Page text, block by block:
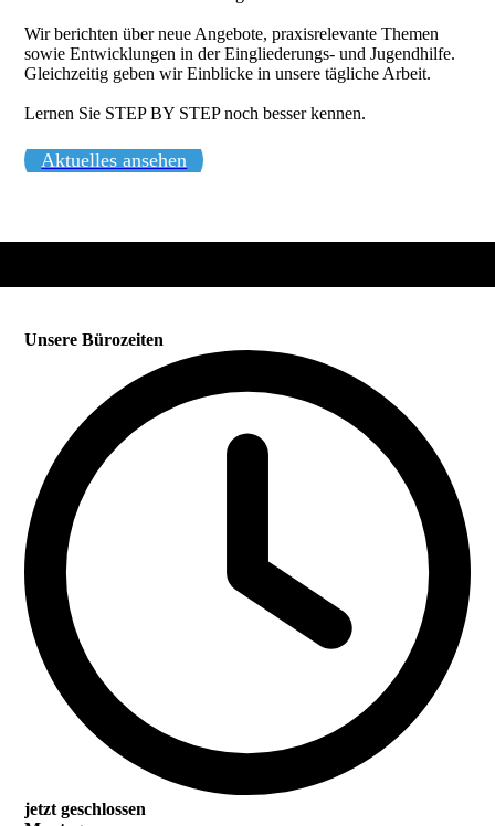
Wir berichten über neue Angebote, praxisrelevante Themen
sowie Entwicklungen in der Eingliederungs- und Jugendhilfe.
Gleichzeitig geben wir Einblicke in unsere tägliche Arbeit.
Lernen Sie STEP BY STEP noch besser kennen.
Aktuelles ansehen
Unsere Bürozeiten
jetzt geschlossen